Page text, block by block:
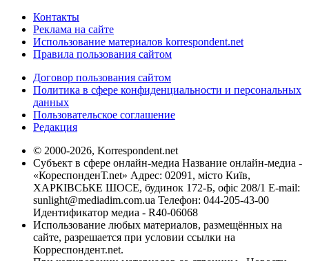
Контакты
Реклама на сайте
Использование материалов korrespondent.net
Правила пользования сайтом
Договор пользования сайтом
Политика в сфере конфиденциальности и персональных
данных
Пользовательское соглашение
Редакция
© 2000-2026, Korrespondent.net
Субъект в сфере онлайн-медиа Название онлайн-медиа -
«КореспонденТ.net» Адрес: 02091, місто Київ,
ХАРКІВСЬКЕ ШОСЕ, будинок 172-Б, офіс 208/1 E-mail:
sunlight@mediadim.com.ua Телефон: 044-205-43-00
Идентификатор медиа - R40-06068
Использование любых материалов, размещённых на
сайте, разрешается при условии ссылки на
Корреспондент.net.